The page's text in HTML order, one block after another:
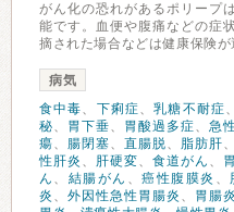
がん化の恐れがあるポリープ
能です。血便や腹痛などの症
摘された場合などは健康保険が
病気
食中毒、 下痢症、乳糖不耐症
秘、 胃下垂、 胃酸過多症、 急
瘍、 腸閉塞、 直腸脱、 脂肪肝、
性肝炎 、 肝硬変、 食道がん 、
ん 、 結腸がん 、癌性腹膜炎 、
炎 、 外因性急性胃腸炎 、 胃腸